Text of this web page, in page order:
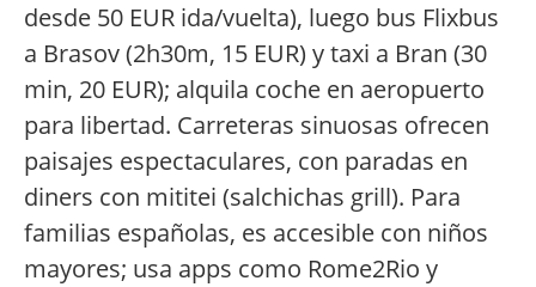
desde 50 EUR ida/vuelta), luego bus Flixbus
a Brasov (2h30m, 15 EUR) y taxi a Bran (30
min, 20 EUR); alquila coche en aeropuerto
para libertad. Carreteras sinuosas ofrecen
paisajes espectaculares, con paradas en
diners con mititei (salchichas grill). Para
familias españolas, es accesible con niños
mayores; usa apps como Rome2Rio y